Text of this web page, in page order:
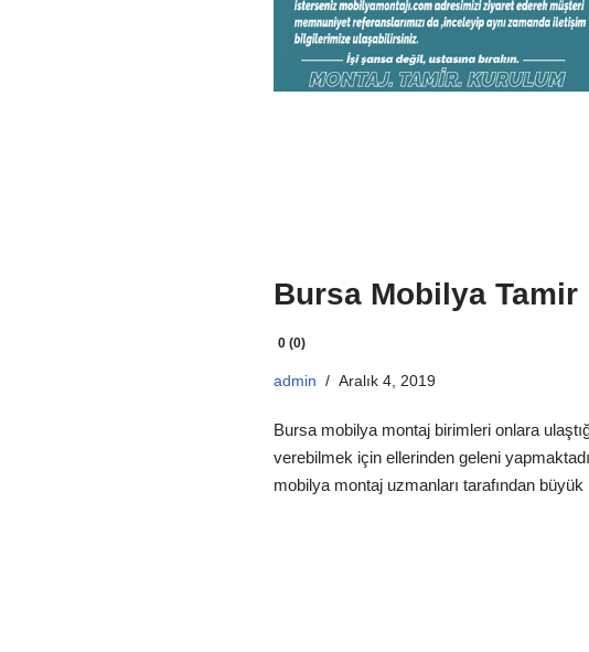
Bursa Mobilya Tamir
0 (0)
admin Aralık 4, 2019
Bursa mobilya montaj birimleri onlara
verebilmek için ellerinden geleni
mobilya montaj uzmanları tarafından